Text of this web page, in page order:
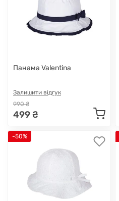
Панама Valentina
Залишити відгук
990 ₴
499 ₴
-50%